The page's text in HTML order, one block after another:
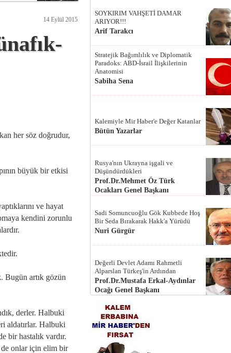
14 Eylül 2015
her söz doğrudur,
büyük bir etkisi
ve hayat
kendini zorunlu
Bugün artık gözün
derler. Halbuki
aldatırlar. Halbuki
bir hastalık vardır.
de onlar için elim bir
SOYKIRIM VAHŞETİ DAMAR
ARIYOR!!!
Arif Tarakcı
Stratejik Bağımlılık ve Diplomatik
Paradoks: ABD-İsrail İlişkilerinin
Anatomisi
Sabiha Sena
Kalemiyle Mir Haber'e Değer Katanlar
Bütün Yazarlar
Rusya'nın Ukrayna işgali ve
Düşündürdükleri
Prof.Dr.Mehmet Öz Türk
Ocakları Genel Başkanı
Sadi Somuncuoğlu Gök Kubbede Hoş
Bir Seda Bırakarak Hakk'a Yürüdü
Nuri Gürgür
Değerli Devlet Adamı Rahmetli
Alparslan Türkeş'in Ardından
Prof.Dr.Mustafa Erkal-Aydınlar
Ocağı Genel Başkanı